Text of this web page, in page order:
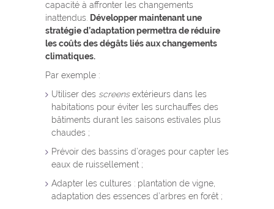
capacité à affronter les changements
inattendus. Développer maintenant une
stratégie d’adaptation permettra de réduire
les coûts des dégâts liés aux changements
climatiques.
Par exemple :
Utiliser des screensextérieurs dans les
habitations pour éviter les surchauffes des
bâtiments durant les saisons estivales plus
chaudes ;
Prévoir des bassins d’orages pour capter les
eaux de ruissellement ;
Adapter les cultures : plantation de vigne,
adaptation des essences d’arbres en forêt ;